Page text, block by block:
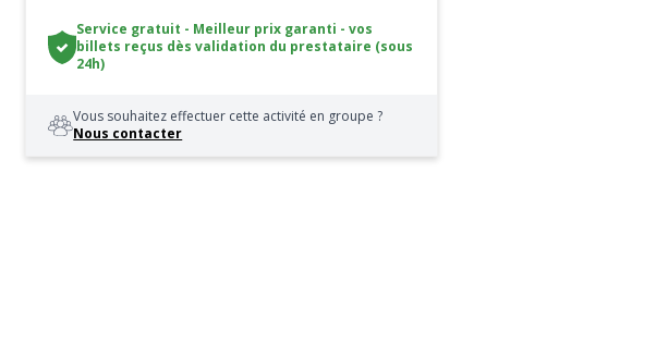
Service gratuit - Meilleur prix garanti - vos
billets reçus dès validation du prestataire (sous
24h)
Vous souhaitez effectuer cette activité en groupe ?
Nous contacter